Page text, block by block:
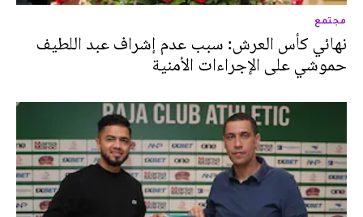
مجتمع
نهائي كأس العرش: سبب عدم إشراف عبد اللطيف
حموشي على الإجراءات الأمنية